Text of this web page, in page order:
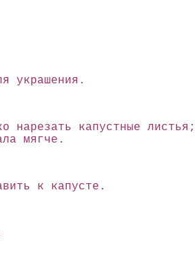
украшения.
капустные
мягче.
к капусте.